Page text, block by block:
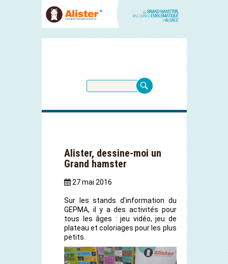
Alister, dessine-moi un
Grand hamster
27 mai 2016
Sur les stands d’information du
GEPMA, il y a des activités pour
tous les âges : jeu vidéo, jeu de
plateau et coloriages pour les plus
petits.